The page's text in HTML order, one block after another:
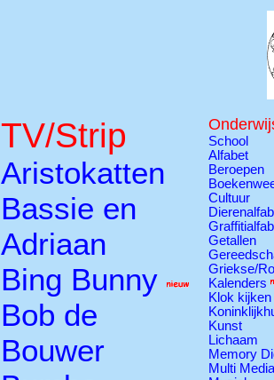
TV/Strip
Aristokatten
Bassie en
Adriaan
Bing Bunny
Bob de
Bouwer
School
Alfabet
Beroepen
Cultuur
Getallen
Griekse/
Kalenders
Klok kijken
Kunst
Lichaam
Memory
Multi Media